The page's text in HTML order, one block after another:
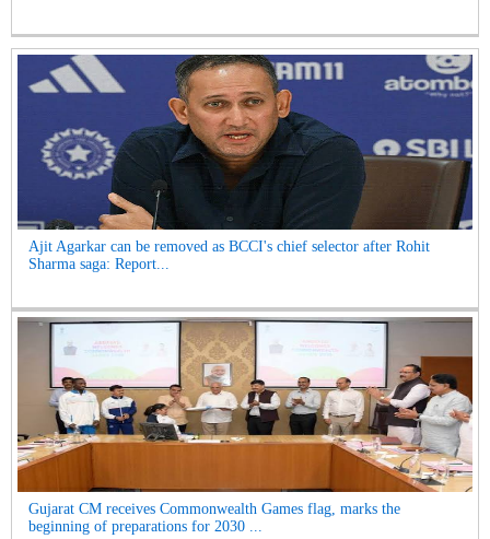
Ajit Agarkar can be removed as BCCI's chief selector after Rohit
Sharma saga: Report...
Gujarat CM receives Commonwealth Games flag, marks the
beginning of preparations for 2030 ...